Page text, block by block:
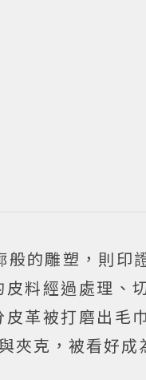
的雕塑，則印
料經過處理、
革被打磨出毛
夾克，被看好成